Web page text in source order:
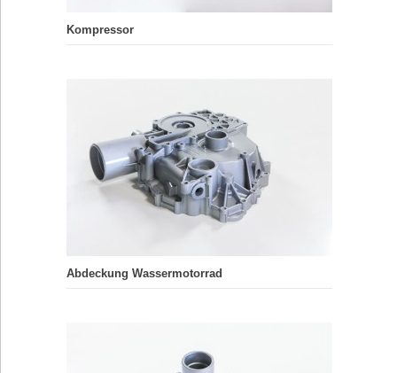
Kompressor
Abdeckung Wassermotorrad